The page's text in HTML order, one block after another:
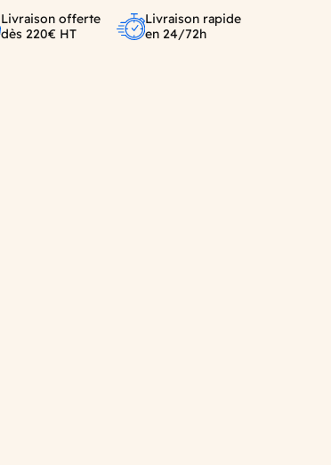
Livraison offerte
dès 220€ HT
Livraison rapide
en 24/72h